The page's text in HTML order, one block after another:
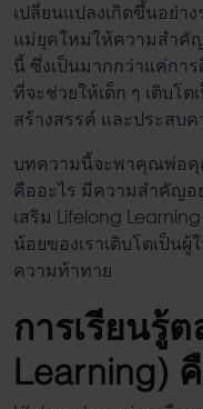
เปลี่ยนแปลงเกิดขึ้นอย่า
แม่ยุคใหม่ให้ความสำคั
นี้ ซึ่งเป็นมากกว่าแค่กา
ที่จะช่วยให้เด็ก ๆ เติบโ
สร้างสรรค์ และประสบ
บทความนี้จะพาคุณพ่อ
คืออะไร มีความสำคัญอ
เสริม Lifelong
น้อยของเราเติบโตเป็น
ความท้าทาย
การเรียนรู้
Learning )